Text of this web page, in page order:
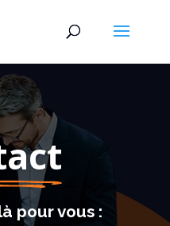
pour vous :